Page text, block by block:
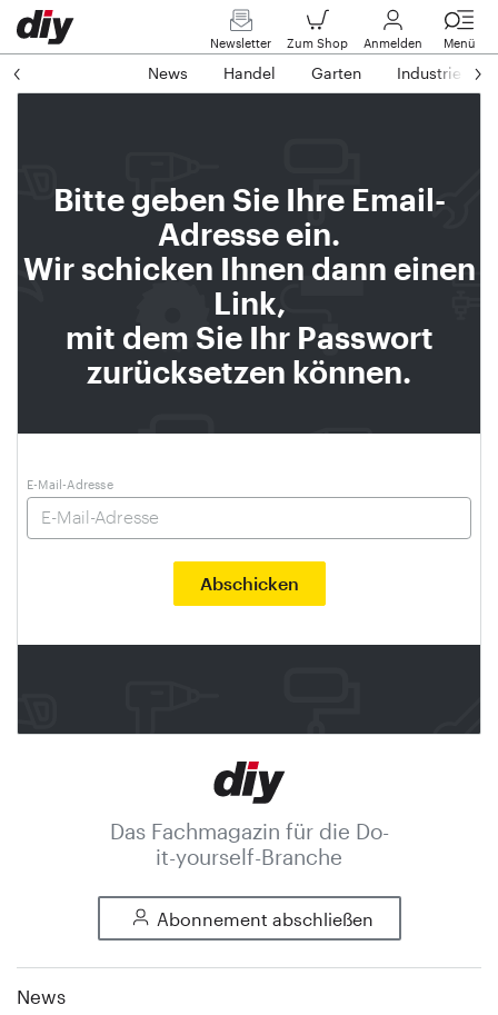
Newsletter Zum Shop Anmelden Menü
News Handel Garten Industrie
Bitte geben Sie Ihre Email-
Adresse ein.
Wir schicken Ihnen dann einen
Link,
mit dem Sie Ihr Passwort
zurücksetzen können.
E-Mail-Adresse
Das Fachmagazin für die Do-
it-yourself-Branche
Abonnement abschließen
News